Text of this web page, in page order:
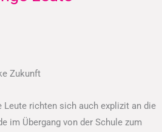
Zukunft
Leute richten sich auch explizit an die
im Übergang von der Schule zum